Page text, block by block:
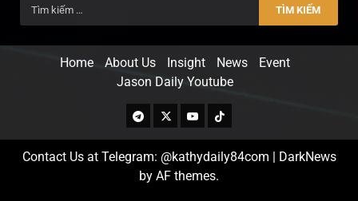
Home About Us Insight News
Event
Jason Daily Youtube
Contact Us at Telegram: @kathydaily84com | DarkNews
by AF themes.